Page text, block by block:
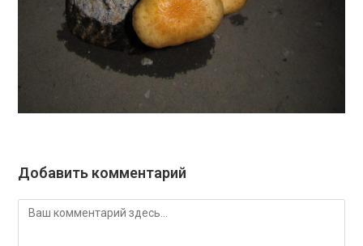
Добавить комментарий
Комментарий